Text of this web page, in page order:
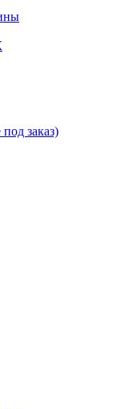
заказ)